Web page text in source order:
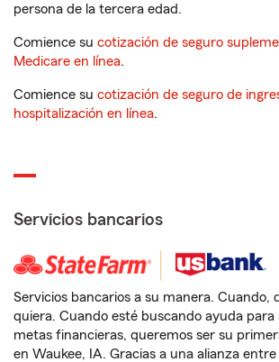
persona de la tercera edad.
Comience su cotización de seguro
Medicare en línea.
Comience su cotización de seguro de
hospitalización en línea.
Servicios bancarios
Servicios bancarios a su manera. Cuando,
quiera. Cuando esté buscando ayuda para
metas financieras, queremos ser su
en Waukee, IA. Gracias a una alianza